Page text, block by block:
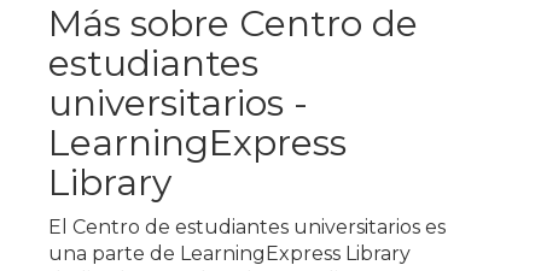
Más sobre Centro de
estudiantes
universitarios -
LearningExpress
Library
El Centro de estudiantes universitarios es
una parte de LearningExpress Library